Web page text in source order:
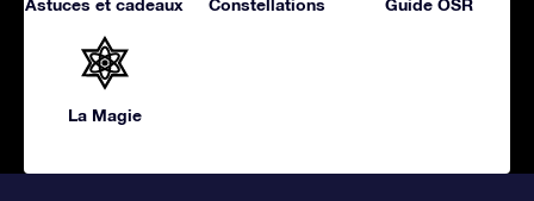
La Magie